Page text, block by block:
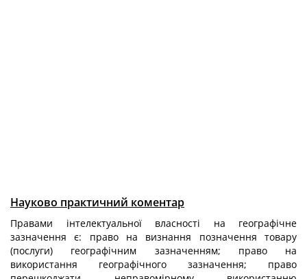
Науково практичний коментар
Правами інтелектуальної власності на географічне
зазначення є: право на визнання позначення товару
(послуги) географічним зазначенням; право на
використання географічного зазначення; право